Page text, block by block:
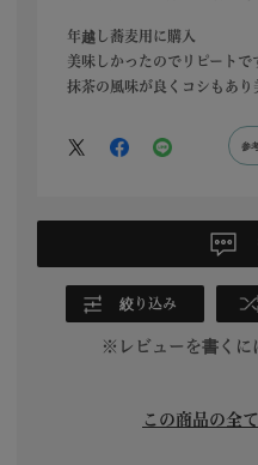
すすめポイント☆
年越し蕎麦用に購入
美味しかったのでリピートで
抹茶の風味が良くコシもあり
参
絞り込み
※レビューを書くに
この商品の全